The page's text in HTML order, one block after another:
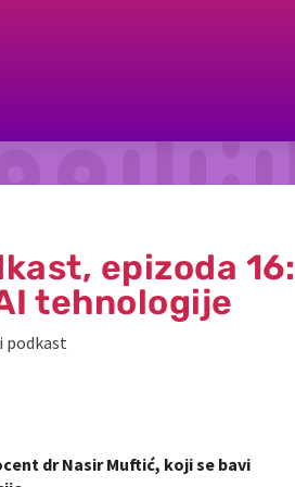
epizoda 16:
tehnologije
podkast
dr Nasir Muftić, koji se bavi